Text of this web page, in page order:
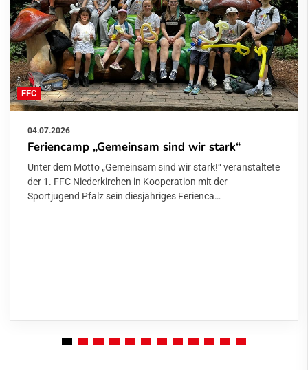
FFC
04.07.2026
Feriencamp „Gemeinsam sind wir stark“
Unter dem Motto „Gemeinsam sind wir stark!“ veranstaltete
der 1. FFC Niederkirchen in Kooperation mit der
Sportjugend Pfalz sein diesjähriges Ferienca…